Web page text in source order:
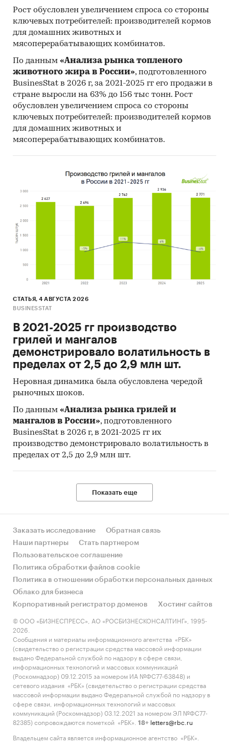
Объем и структура выборки
Процедура контент-анализа документов не
предполагает расчета объема выборочной
совокупности. Обработке и анализу подлежат
все доступные исследователю документы.
Категории: Потребительские товары ...
/
Соусы / Уксус
Промышленность / ... / Соусы / Уксус
Россия
Рост обусловлен увеличением спроса со стороны
ключевых потребителей: производителей кормов
для домашних животных и
мясоперерабатывающих комбинатов.
По данным «Анализа рынка топленого
животного жира в России», подготовленного
BusinesStat в 2026 г, за 2021-2025 гг его продажи в
стране выросли на 63% до 156 тыс тонн. Рост
обусловлен увеличением спроса со стороны
ключевых потребителей: производителей кормов
для домашних животных и
мясоперерабатывающих комбинатов.
СТАТЬЯ, 4 АВГУСТА 2026
BUSINESSTAT
В 2021-2025 гг производство
грилей и мангалов
демонстрировало волатильность в
пределах от 2,5 до 2,9 млн шт.
Неровная динамика была обусловлена чередой
рыночных шоков.
По данным «Анализа рынка грилей и
мангалов в России», подготовленного
BusinesStat в 2026 г, в 2021-2025 гг их
производство демонстрировало волатильность в
пределах от 2,5 до 2,9 млн шт.
Показать еще
Заказать исследование
Обратная связь
Наши партнеры
Стать партнером
Пользовательское соглашение
Политика обработки файлов cookie
Политика в отношении обработки персональных данных
Облако для бизнеса
Корпоративный регистратор доменов
Хостинг сайтов
© ООО «БИЗНЕСПРЕСС», АО «РОСБИЗНЕСКОНСАЛТИНГ», 1995-
2026.
Сообщения и материалы информационного агентства «РБК»
(свидетельство о регистрации средства массовой информации
выдано Федеральной службой по надзору в сфере связи,
информационных технологий и массовых коммуникаций
(Роскомнадзор) 09.12.2015 за номером ИА №ФС77-63848) и
сетевого издания «РБК» (свидетельство о регистрации средства
массовой информации выдано Федеральной службой по надзору в
сфере связи, информационных технологий и массовых
коммуникаций (Роскомнадзор) 03.12.2021 за номером ЭЛ №ФС77-
82385) сопровождаются пометкой «РБК».
18+ letters@rbc.ru
Владельцем сайта является информационное агентство «РБК».